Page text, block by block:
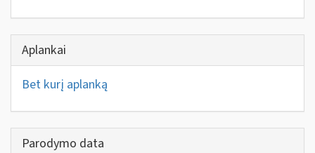
Aplankai
Bet kurį aplanką
Parodymo data